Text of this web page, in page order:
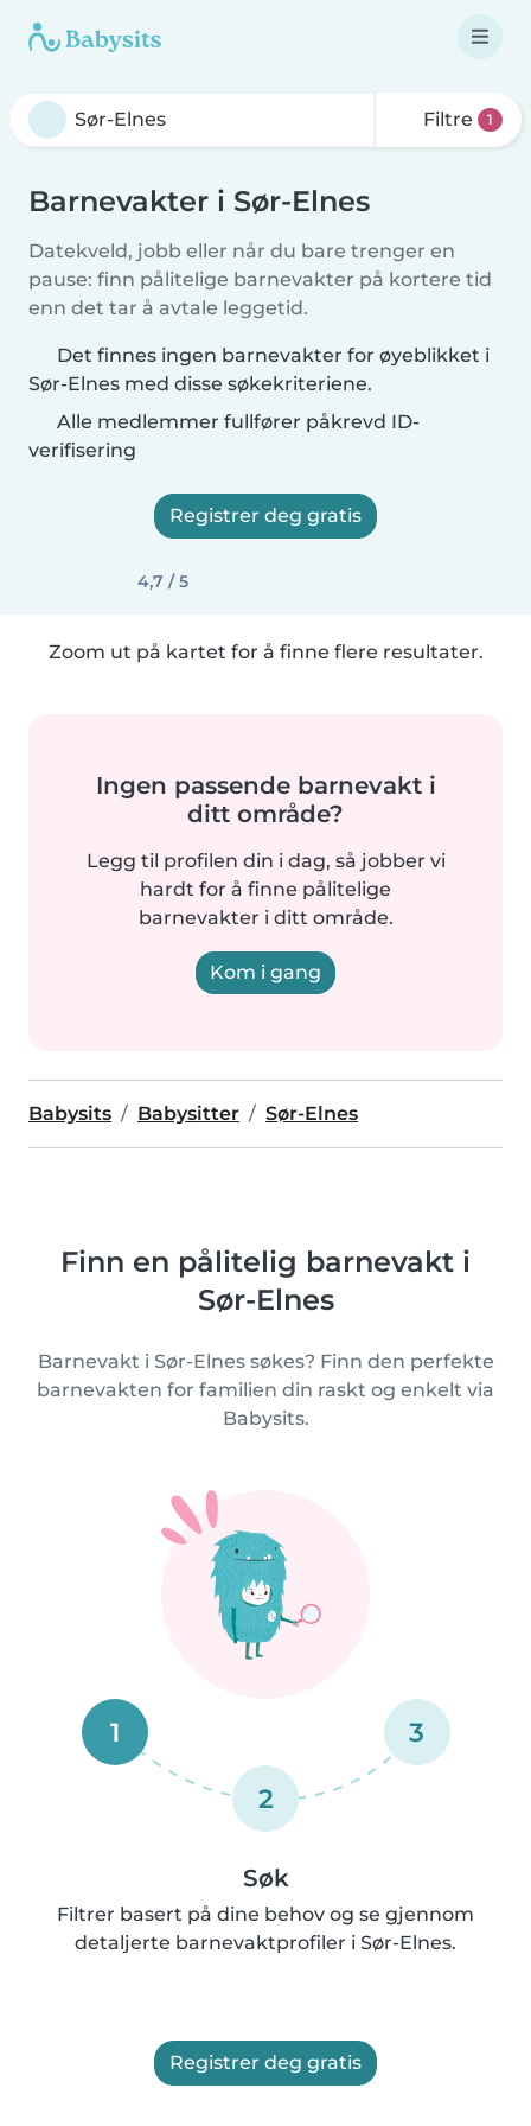
Filtre 1
Barnevakter i Sør-Elnes
Datekveld, jobb eller når du bare trenger en
pause: finn pålitelige barnevakter på kortere tid
enn det tar å avtale leggetid.
Det finnes ingen barnevakter for øyeblikket i
Sør-Elnes med disse søkekriteriene.
Alle medlemmer fullfører påkrevd ID-
verifisering
Registrer deg gratis
4,7 / 5
Zoom ut på kartet for å finne flere resultater.
Ingen passende barnevakt i
ditt område?
Legg til profilen din i dag, så jobber vi
hardt for å finne pålitelige
barnevakter i ditt område.
Kom i gang
Babysits Babysitter Sør-Elnes
Finn en pålitelig barnevakt i
Sør-Elnes
Barnevakt i Sør-Elnes søkes? Finn den perfekte
barnevakten for familien din raskt og enkelt via
Babysits.
1
2
3
Søk
Filtrer basert på dine behov og se gjennom
detaljerte barnevaktprofiler i Sør-Elnes.
Registrer deg gratis